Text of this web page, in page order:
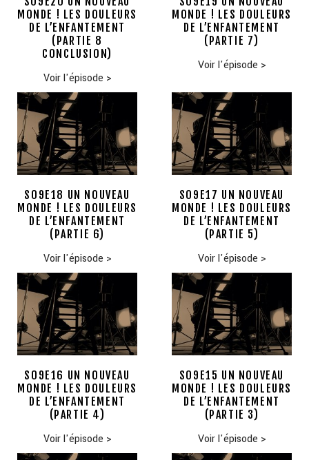
MONDE ! LES DOULEURS
DE L’ENFANTEMENT
(PARTIE 8
CONCLUSION)
Voir l'épisode >
MONDE ! LES DOULEURS
DE L’ENFANTEMENT
(PARTIE 7)
Voir l'épisode >
S09E18 UN NOUVEAU
MONDE ! LES DOULEURS
DE L’ENFANTEMENT
(PARTIE 6)
Voir l'épisode >
S09E17 UN NOUVEAU
MONDE ! LES DOULEURS
DE L’ENFANTEMENT
(PARTIE 5)
Voir l'épisode >
S09E16 UN NOUVEAU
MONDE ! LES DOULEURS
DE L’ENFANTEMENT
(PARTIE 4)
Voir l'épisode >
S09E15 UN NOUVEAU
MONDE ! LES DOULEURS
DE L’ENFANTEMENT
(PARTIE 3)
Voir l'épisode >